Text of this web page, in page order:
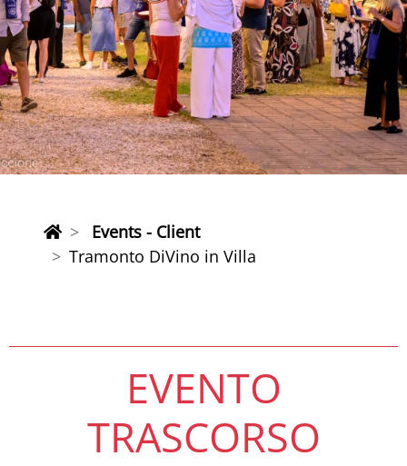
Events - Client
Tramonto DiVino in Villa
EVENTO
TRASCORSO